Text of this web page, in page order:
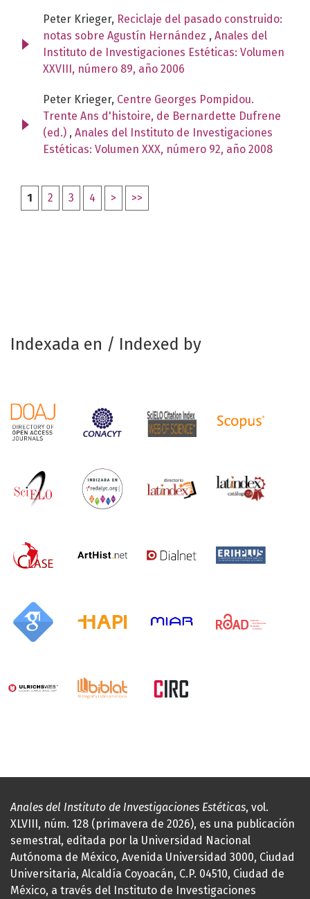
Peter Krieger, Reciclaje del pasado construido:
notas sobre Agustín Hernández , Anales del
Instituto de Investigaciones Estéticas: Volumen
XXVIII, número 89, año 2006
Peter Krieger, Centre Georges Pompidou.
Trente Ans d'histoire, de Bernardette Dufrene
(ed.) , Anales del Instituto de Investigaciones
Estéticas: Volumen XXX, número 92, año 2008
1 2 3 4 > >>
Indexada en / Indexed by
Anales del Instituto de Investigaciones Estéticas, vol.
XLVIII, núm. 128 (primavera de 2026), es una publicación
semestral, editada por la Universidad Nacional
Autónoma de México, Avenida Universidad 3000, Ciudad
Universitaria, Alcaldía Coyoacán, C.P. 04510, Ciudad de
México, a través del Instituto de Investigaciones